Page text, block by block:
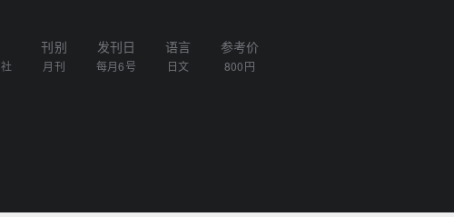
刊别
月刊
发刊日
每月6号
语言
日文
参考价
800円